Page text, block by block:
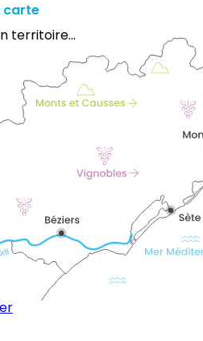
carte
territoire...